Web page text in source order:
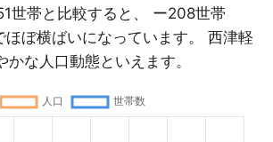
世帯と比較すると、 ー208世帯
ぼ横ばいになっています。 西津軽
な人口動態といえます。